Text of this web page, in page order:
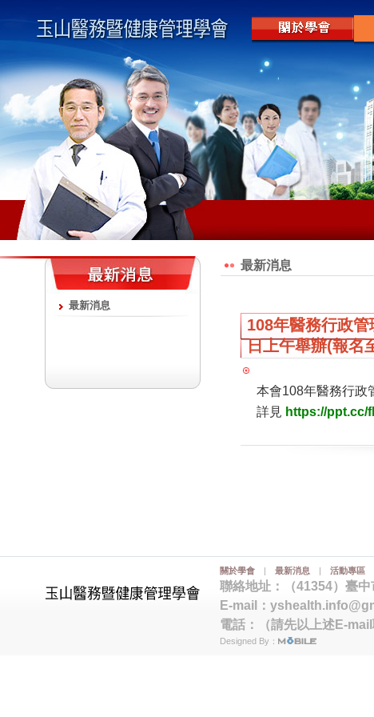
最新消息
最新消息
108年醫務行政
日上午舉辦(報名
本會108年醫務行政
詳見 https://ppt.cc/
關於學會 | 最新消息 | 活動專區
聯絡地址：（41354）臺
E-mail：
電話：（請先以上述E-mail
Designed By：